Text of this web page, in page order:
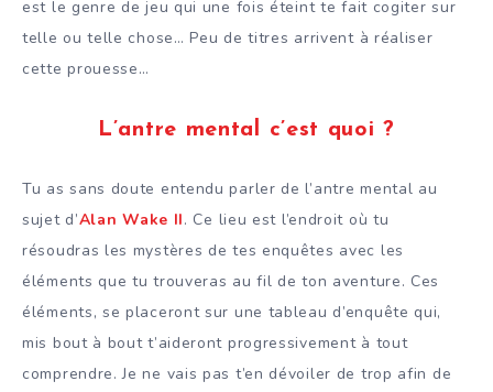
est le genre de jeu qui une fois éteint te fait cogiter sur
telle ou telle chose… Peu de titres arrivent à réaliser
cette prouesse…
L’antre mental c’est quoi ?
Tu as sans doute entendu parler de l’antre mental au
sujet d’Alan Wake II. Ce lieu est l’endroit où tu
résoudras les mystères de tes enquêtes avec les
éléments que tu trouveras au fil de ton aventure. Ces
éléments, se placeront sur une tableau d’enquête qui,
mis bout à bout t’aideront progressivement à tout
comprendre. Je ne vais pas t’en dévoiler de trop afin de